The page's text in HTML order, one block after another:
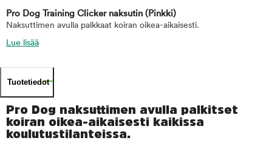
Pro Dog Training Clicker naksutin (Pinkki)
Naksuttimen avulla palkkaat koiran oikea-aikaisesti.
Lue lisää
Tuotetiedot
Pro Dog naksuttimen avulla palkitset
koiran oikea-aikaisesti kaikissa
koulutustilanteissa.